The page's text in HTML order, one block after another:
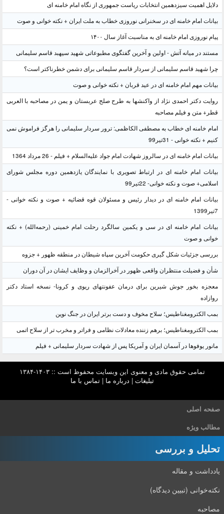
دلایل اهمیت سیزدهمین انتخابات ریاست جمهوری از نگاه امام خامنه ای
بیانات امام خامنه ای در سخنرانی نوروزی خطاب به ملت ایران + نکته خوانی و صوت
پیام نوروزی امام خامنه ای به مناسبت آغاز سال ۱۴۰۰
مستند در میانه آتش - اولین و آخرین گفتگوی مطبوعاتی شهید سپهبد قاسم سلیمانی
چرا شهید قاسم سلیمانی از سردار قاسم سلیمانی برای دشمن خطرناکتر است؟
بیانات مهم امام خامنه ای در عید قربان + نکته خوانی و صوت
روایت دکتر احمدی نژاد از واکنشها به طرح صلح عربستان و یمن در مصاحبه با العربی
قطر+ متن و فیلم مصاحبه
امام خامنه ای خطاب به مصطفی الکاظمی: ترور سردار سلیمانی را هرگز فراموش نمی
کنیم + نکته خوانی - 31تیر99
بیانات امام خامنه ای در سالروز شهادت امام جواد علیه‌السلام + فیلم - 26 مرداد 1364
بیانات امام خامنه ای در ارتباط تصویری با نمایندگان یازدهمین دوره مجلس شورای
اسلامی+ صوت و نکته خوانی- 22تیر99
بیانات امام خامنه ای در دیدار رئیس و مسئولان قوه قضائیه + صوت و نکته خوانی -
7تیر1399
بیانات امام خامنه ای در سی و یکمین سالگرد رحلت امام خمینی (رحمه‌الله) + نکته
خوانی و صوت
بررسی جزئیات شکل گیری حکومت آخرین سپاه شیطان در منطقه ظهور + جزوه
شأن و فضیلت منتظران واقعی ظهور در آخرالزمان و وظایف ایشان در آن دوران
معجزه بخور جوش شیرین برای درمان عفونتهای ریوی و کرونا- نسخه استاد دکتر
روازاده
بمب الکترومغناطیس؛ سلاح مخوف و دست برتر ایران در جنگ نوین
بمب الکترومغناطیس؛ برهم زننده معادلات نظامی و فراتر و مخرب تر از سلاح اتمی
مانور یوفوها در آسمان ایران و آمریکا پس از شهادت سردار سلیمانی + فیلم
تمامی حقوق مادی و معنوی این وبسایت محفوظ است :: ۱۴۰۳-۱۳۸۴
تبلیغات | درباره ما |تماس با ما
صفحه اصلی
مطالب ویژه
تحلیل و بررسی
یادداشت و مقاله
نکته‌خوانی (تبیین دیدگاه)
مصاحبه